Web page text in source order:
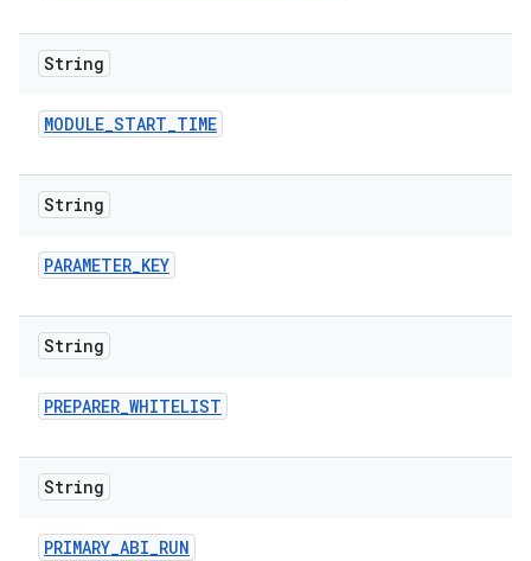
String
MODULE_START_TIME
String
PARAMETER_KEY
String
PREPARER_WHITELIST
String
PRIMARY_ABI_RUN